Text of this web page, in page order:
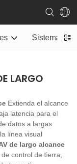
Sistema de
LARGO
Extienda el alcance
latencia para el
datos a largas
línea visual
de largo alcance
control de tierra,